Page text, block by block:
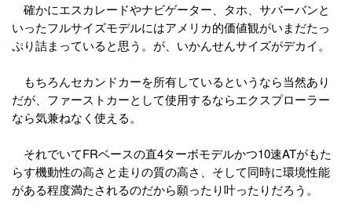
確かにエスカレードやナビゲーター、タホ、サバーバンと
いったフルサイズモデルにはアメリカ的価値観がいまだたっ
ぷり詰まっていると思う。が、いかんせんサイズがデカイ。
もちろんセカンドカーを所有しているというなら当然あり
だが、ファーストカーとして使用するならエクスプローラー
なら気兼ねなく使える。
それでいてFRベースの直4ターボモデルかつ10速ATがもた
らす機動性の高さと走りの質の高さ、そして同時に環境性能
がある程度満たされるのだから願ったり叶ったりだろう。